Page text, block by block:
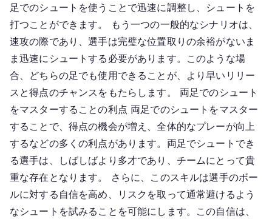
足でのシュートを使うことで迅速に調整し、シュートを
打つことができます。 もう一つの一般的なシナリオは、
速攻の際であり、選手は完璧な位置取りの余裕がないま
ま迅速にシュートする必要があります。このような場
合、どちらの足でも使用できることが、より早いリリー
スと得点のチャンスをもたらします。 両足でのシュート
をマスターすることの利点 両足でのシュートをマスター
することで、得点の機会が増え、全体的なプレーが向上
するなどの多くの利点があります。両足でシュートでき
る選手は、しばしばより多才であり、チームにとって貴
重な存在となります。 さらに、このスキルは選手のボー
ルに対する自信を高め、リスクを取って通常避けるよう
なシュートを試みることを可能にします。この自信は、